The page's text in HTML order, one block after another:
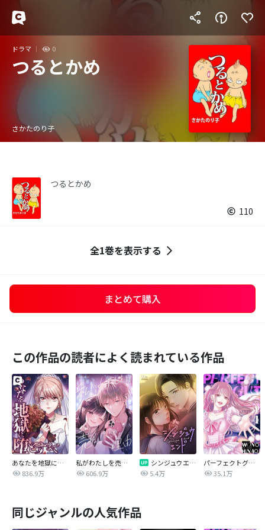
ドラマ 0
つるとかめ
さかたのり子
つるとかめ
110
全1巻を表示する
まとめて購入
この作品の読者によく読まれている作品
あなたを地獄に堕とすまで
836.9万
私がわたしを売る理由
606.9万
シンジュウエンド【タテヨミ】
5.4万
パーフェクトグリッター
35.1万
同じジャンルの人気作品